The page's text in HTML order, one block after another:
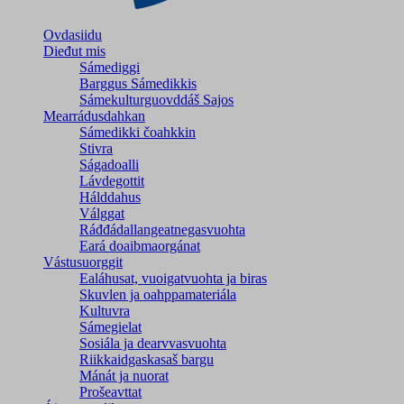
Ovdasiidu
Dieđut mis
Sámediggi
Barggus Sámedikkis
Sámekulturguovddáš Sajos
Mearrádusdahkan
Sámedikki čoahkkin
Stivra
Ságadoalli
Lávdegottit
Hálddahus
Válggat
Ráđđádallangeatnegas­vuohta
Eará doaibmaorgánat
Vástusuorggit
Ealáhusat, vuoigatvuohta ja biras
Skuvlen ja oahppamateriála
Kultuvra
Sámegielat
Sosiála ja dearvvasvuohta
Riikkaidgaskasaš bargu
Mánát ja nuorat
Prošeavttat